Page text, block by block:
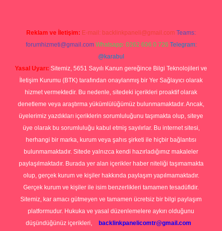
Reklam ve İletişim: E-mail: backlinkpaneli@gmail.com Teams:
forumhizmeti@gmail.com Whatsapp: 0262 606 0 726 Telegram:
@karabul
Yasal Uyarı: Sitemiz, 5651 Sayılı Kanun gereğince Bilgi Teknolojileri ve
İletişim Kurumu (BTK) tarafından onaylanmış bir Yer Sağlayıcı olarak
hizmet vermektedir. Bu nedenle, sitedeki içerikleri proaktif olarak
denetleme veya araştırma yükümlülüğümüz bulunmamaktadır. Ancak,
üyelerimiz yazdıkları içeriklerin sorumluluğunu taşımakta olup, siteye
üye olarak bu sorumluluğu kabul etmiş sayılırlar. Bu internet sitesi,
herhangi bir marka, kurum veya şahıs şirketi ile hiçbir bağlantısı
bulunmamaktadır. Sitede yalnızca kendi hazırladığımız makaleler
paylaşılmaktadır. Burada yer alan içerikler haber niteliği taşımamakta
olup, gerçek kurum ve kişiler hakkında paylaşım yapılmamaktadır.
Gerçek kurum ve kişiler ile isim benzerlikleri tamamen tesadüfidir.
Sitemiz, kar amacı gütmeyen ve tamamen ücretsiz bir bilgi paylaşım
platformudur. Hukuka ve yasal düzenlemelere aykırı olduğunu
düşündüğünüz içerikleri,
backlinkpanelicomtr@gmail.com